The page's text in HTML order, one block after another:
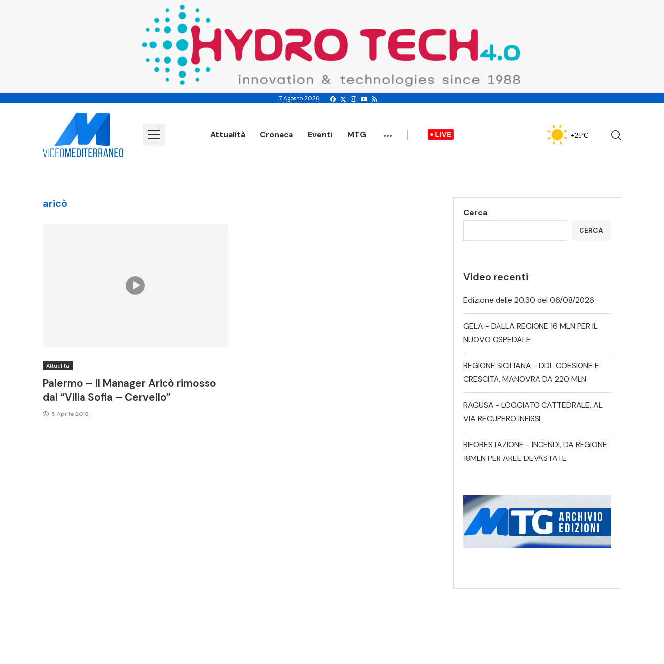
7 Agosto 2026
Attualità Cronaca Eventi MTG ... +25°C
aricò
Attualità
Palermo – Il Manager Aricò rimosso
dal “Villa Sofia – Cervello”
5 Aprile 2018
Cerca
CERCA
Video recenti
Edizione delle 20.30 del 06/08/2026
GELA - DALLA REGIONE 16 MLN PER IL
NUOVO OSPEDALE
REGIONE SICILIANA - DDL COESIONE E
CRESCITA, MANOVRA DA 220 MLN
RAGUSA - LOGGIATO CATTEDRALE, AL
VIA RECUPERO INFISSI
RIFORESTAZIONE - INCENDI, DA REGIONE
18MLN PER AREE DEVASTATE